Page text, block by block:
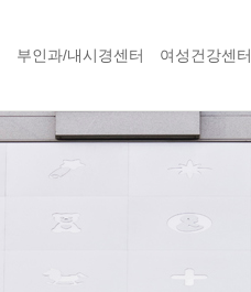
부인과/내시경센터 여성건강센터